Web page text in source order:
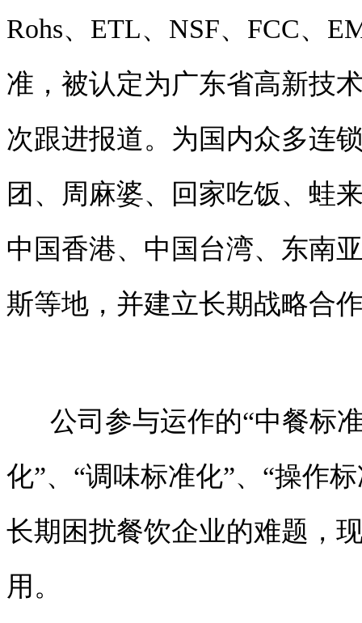
Rohs、ETL、NSF、FCC、
准，被认定为广东省高新技
次跟进报道。为国内众多连
团、周麻婆、回家吃饭、蛙
中国香港、中国台湾、东南
斯等地，并建立长期战略合
公司参与运作的“中餐标准
化”、“调味标准化”、“操作
长期困扰餐饮企业的难题，
用。